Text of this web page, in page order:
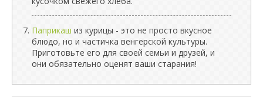
Паприкаш из курицы - это не просто вкусное
блюдо, но и частичка венгерской культуры.
Приготовьте его для своей семьи и друзей, и
они обязательно оценят ваши старания!